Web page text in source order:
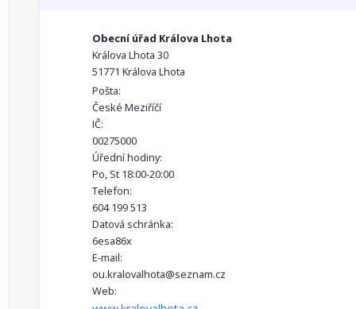
Obecní úřad Králova Lhota
Králova Lhota 30
51771 Králova Lhota
Pošta:
České Meziříčí
IČ:
00275000
Úřední hodiny:
Po, St 18:00-20:00
Telefon:
604 199 513
Datová schránka:
6esa86x
E-mail:
ou.kralovalhota@seznam.cz
Web: